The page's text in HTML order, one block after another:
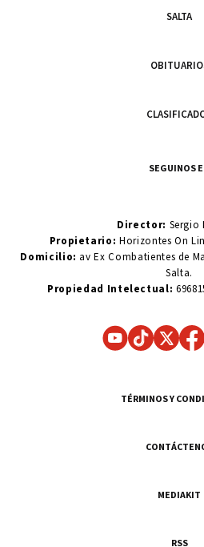
SALTA
SEGUINOS
Director: Sergio
Propietario:Horizontes On
Domicilio: av Ex Combatientes de
Salta.
Propiedad Intelectual:
TÉRMINOS Y
MEDIAKIT
RSS